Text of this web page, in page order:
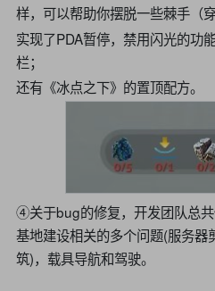
样，可以帮助你摆脱一些棘手（
实现了PDA暂停，禁用闪光的功
栏；
还有《冰点之下》的置顶配方。
④关于bug的修复，开发团队总
基地建设相关的多个问题(服务器
筑)，载具导航和驾驶。